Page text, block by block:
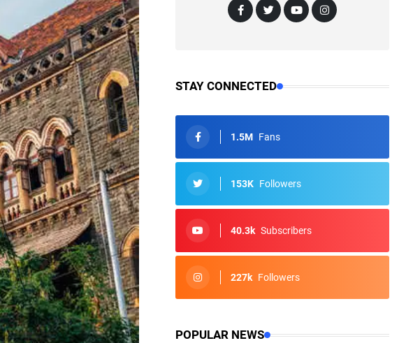
STAY CONNECTED
1.5M Fans
153K Followers
40.3k Subscribers
227k Followers
POPULAR NEWS